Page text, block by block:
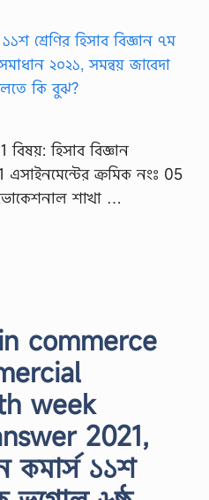
বিষয়: হিসাব বিজ্ঞান
এসাইনমেন্টের ক্রমিক নংঃ 05
শাখা …
commerce
week
2021,
কমার্স ১১শ